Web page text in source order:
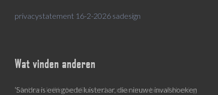
privacystatement 16-2-2026 sadesign
Wat vinden anderen
‘Sandra is een goede luisteraar, die nieuwe invalshoeken